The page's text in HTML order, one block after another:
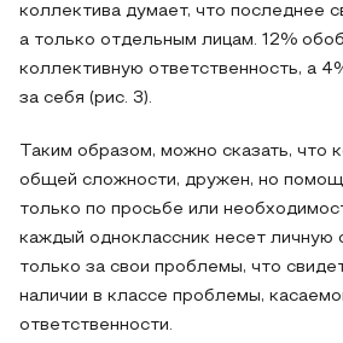
коллектива думает, что последнее
а только отдельным лицам. 12%
коллективную ответственность, а
за себя (рис. 3).
Таким образом, можно сказать, что
общей сложности, дружен, но
только по просьбе или
каждый одноклассник несет личную
только за свои проблемы, что
наличии в классе проблемы,
ответственности.